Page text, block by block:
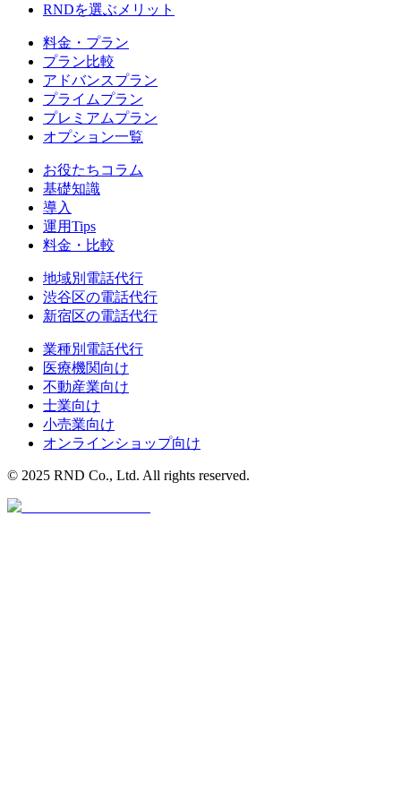
RNDを選ぶメリット
料金・プラン
プラン比較
アドバンスプラン
プライムプラン
プレミアムプラン
オプション一覧
お役たちコラム
基礎知識
導入
運用Tips
料金・比較
地域別電話代行
渋谷区の電話代行
新宿区の電話代行
業種別電話代行
医療機関向け
不動産業向け
士業向け
小売業向け
オンラインショップ向け
© 2025 RND Co., Ltd. All rights reserved.